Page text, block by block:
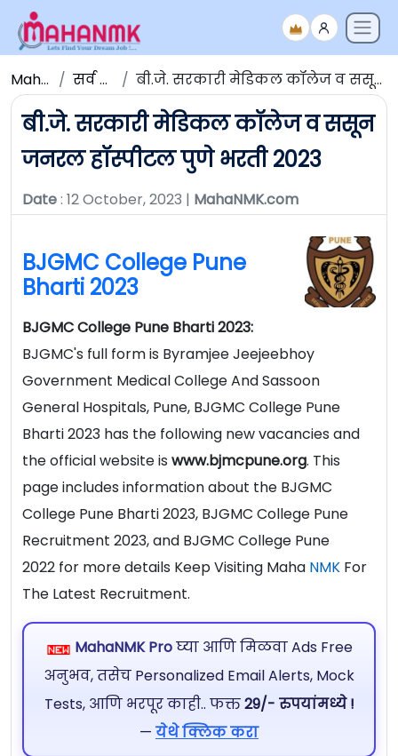
Maha NMK सर्व जाहिराती बी.जे. सरकारी मेडिकल कॉलेज व ससून जनरल हॉस्पीटल पुणे भरती 2023
बी.जे. सरकारी मेडिकल कॉलेज व ससून
जनरल हॉस्पीटल पुणे भरती 2023
Date: 12 October, 2023 | MahaNMK.com
BJGMC College Pune
Bharti 2023
BJGMC College Pune Bharti 2023:
BJGMC's full form is Byramjee Jeejeebhoy
Government Medical College And Sassoon
General Hospitals, Pune, BJGMC College Pune
Bharti 2023 has the following new vacancies and
the official website is www.bjmcpune.org. This
page includes information about the BJGMC
College Pune Bharti 2023, BJGMC College Pune
Recruitment 2023, and BJGMC College Pune
2022 for more details Keep Visiting Maha NMK For
The Latest Recruitment.
MahaNMK Proघ्या आणि मिळवा Ads Free
अनुभव, तसेच Personalized Email Alerts, Mock
Tests, आणि भरपूर काही.. फक्त29/- रुपयांमध्ये !
— येथे क्लिक करा